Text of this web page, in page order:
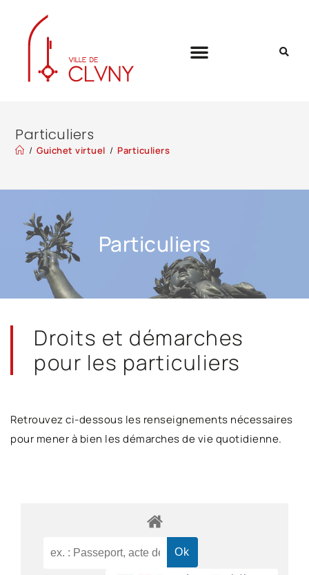
Particuliers
/ Guichet virtuel / Particuliers
Particuliers
Droits et démarches
pour les particuliers
Retrouvez ci-dessous les renseignements nécessaires
pour mener à bien les démarches de vie quotidienne.